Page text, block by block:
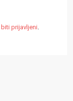
biti prijavljeni.